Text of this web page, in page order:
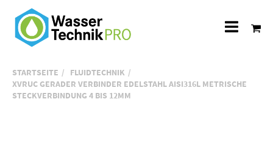
STARTSEITE
FLUIDTECHNIK
XVRUC GERADER VERBINDER EDELSTAHL AISI316L METRISCHE
STECKVERBINDUNG 4 BIS 12MM